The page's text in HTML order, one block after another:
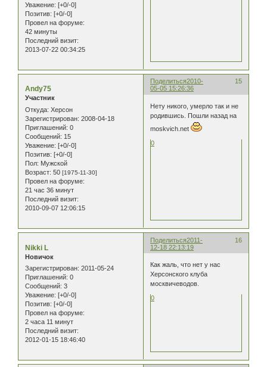
Уважение: [+0/-0]
Позитив: [+0/-0]
Провел на форуме:
42 минуты
Последний визит:
2013-07-22 00:34:25
Поделиться 15
2010-
05-05 15:26:36
Andy75
Участник
Откуда: Херсон
Зарегистрирован: 2008-04-18
Приглашений: 0
Сообщений: 15
Уважение: [+0/-0]
Позитив: [+0/-0]
Пол: Мужской
Возраст: 50 [1975-11-30]
Провел на форуме:
21 час 36 минут
Последний визит:
2010-09-07 12:06:15
Нету никого, умерло так и не
родившись. Пошли назад на
moskvich.net
0
Поделиться 16
2011-
12-18 22:13:19
Nikki L
Новичок
Зарегистрирован: 2011-05-24
Приглашений: 0
Сообщений: 3
Уважение: [+0/-0]
Позитив: [+0/-0]
Провел на форуме:
2 часа 11 минут
Последний визит:
2012-01-15 18:46:40
Как жаль, что нет у нас
Херсонского клуба
москвичеводов.
0